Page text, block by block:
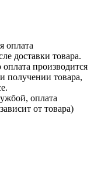
оплата
доставки товара.
производится
получении товара,
оплата
от товара)